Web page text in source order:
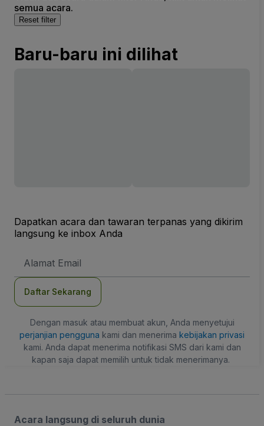
semua acara.
Reset filter
Baru-baru ini dilihat
Dapatkan acara dan tawaran terpanas yang dikirim
langsung ke inbox Anda
Email
Daftar Sekarang
Dengan masuk atau membuat akun, Anda menyetujui
perjanjian pengguna kami dan menerima kebijakan privasi
kami. Anda dapat menerima notifikasi SMS dari kami dan
kapan saja dapat memilih untuk tidak menerimanya.
Acara langsung di seluruh dunia